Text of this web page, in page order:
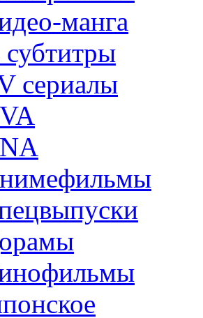
манга
субтитры
сериалы